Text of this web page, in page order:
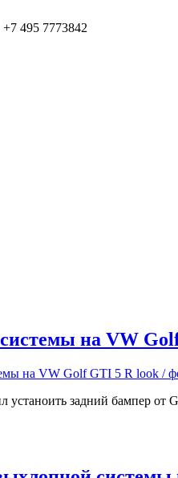
495 7773842
- joomla 3 шаблоны
на VW
задний бампер от